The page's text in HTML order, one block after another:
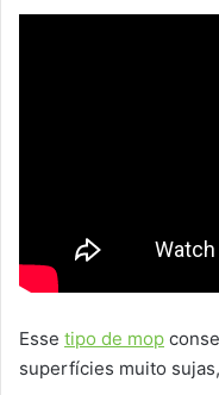
Esse tipo de mop
superfícies muito